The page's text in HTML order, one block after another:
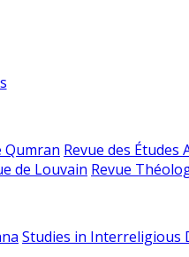
Qumran Revue des Études
de Louvain Revue
Studies in Interreligious